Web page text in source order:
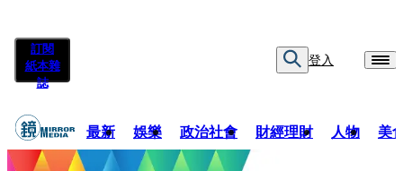
訂閱
紙本雜
誌
登入
最新 娛樂 政治社會 財經理財 人物 美